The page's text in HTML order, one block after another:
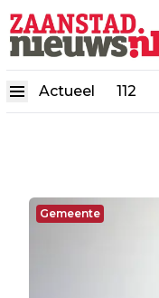
Actueel 112
Gemeente